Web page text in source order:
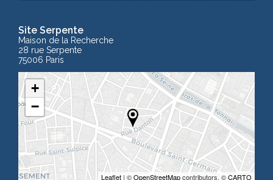
Site Serpente
Maison de la Recherche
28 rue Serpente
75006 Paris
+
−
Leaflet | ©OpenStreetMapcontributors, ©CARTO